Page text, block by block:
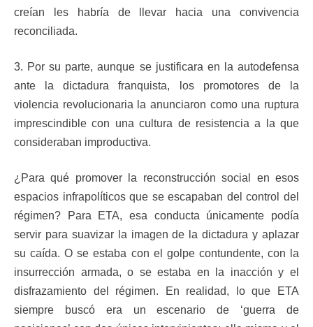
creían les habría de llevar hacia una convivencia
reconciliada.
3. Por su parte, aunque se justificara en la autodefensa
ante la dictadura franquista, los promotores de la
violencia revolucionaria la anunciaron como una ruptura
imprescindible con una cultura de resistencia a la que
consideraban improductiva.
¿Para qué promover la reconstrucción social en esos
espacios infrapolíticos que se escapaban del control del
régimen? Para ETA, esa conducta únicamente podía
servir para suavizar la imagen de la dictadura y aplazar
su caída. O se estaba con el golpe contundente, con la
insurrección armada, o se estaba en la inacción y el
disfrazamiento del régimen. En realidad, lo que ETA
siempre buscó era un escenario de ‘guerra de